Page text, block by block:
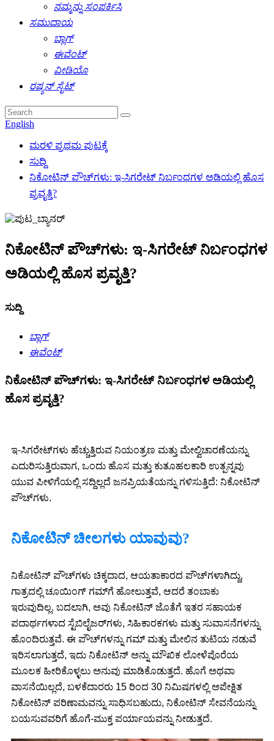
ನಮ್ಮನ್ನು ಸಂಪರ್ಕಿಸಿ
ಸಮುದಾಯ
ಬ್ಲಾಗ್
ಈವೆಂಟ್
ವೀಡಿಯೊ
ರಷ್ಯನ್ ಸೈಟ್
English
ಮರಳಿ ಪ್ರಥಮ ಪುಟಕ್ಕೆ
ಸುದ್ದಿ
ನಿಕೋಟಿನ್ ಪೌಚ್‌ಗಳು: ಇ-ಸಿಗರೇಟ್ ನಿರ್ಬಂಧಗಳ ಅಡಿಯಲ್ಲಿ ಹೊಸ
ಪ್ರವೃತ್ತಿ?
ನಿಕೋಟಿನ್ ಪೌಚ್‌ಗಳು: ಇ-ಸಿಗರೇಟ್ ನಿರ್ಬಂಧಗಳ
ಅಡಿಯಲ್ಲಿ ಹೊಸ ಪ್ರವೃತ್ತಿ?
ಸುದ್ದಿ
ಬ್ಲಾಗ್
ಈವೆಂಟ್
ನಿಕೋಟಿನ್ ಪೌಚ್‌ಗಳು: ಇ-ಸಿಗರೇಟ್ ನಿರ್ಬಂಧಗಳ ಅಡಿಯಲ್ಲಿ
ಹೊಸ ಪ್ರವೃತ್ತಿ?
ಇ-ಸಿಗರೇಟ್‌ಗಳು ಹೆಚ್ಚುತ್ತಿರುವ ನಿಯಂತ್ರಣ ಮತ್ತು ಮೇಲ್ವಿಚಾರಣೆಯನ್ನು
ಎದುರಿಸುತ್ತಿರುವಾಗ, ಒಂದು ಹೊಸ ಮತ್ತು ಕುತೂಹಲಕಾರಿ ಉತ್ಪನ್ನವು
ಯುವ ಪೀಳಿಗೆಯಲ್ಲಿ ಸದ್ದಿಲ್ಲದೆ ಜನಪ್ರಿಯತೆಯನ್ನು ಗಳಿಸುತ್ತಿದೆ: ನಿಕೋಟಿನ್
ಪೌಚ್‌ಗಳು.
ನಿಕೋಟಿನ್ ಚೀಲಗಳು ಯಾವುವು?
ನಿಕೋಟಿನ್ ಪೌಚ್‌ಗಳು ಚಿಕ್ಕದಾದ, ಆಯತಾಕಾರದ ಪೌಚ್‌ಗಳಾಗಿದ್ದು,
ಗಾತ್ರದಲ್ಲಿ ಚೂಯಿಂಗ್ ಗಮ್‌ಗೆ ಹೋಲುತ್ತವೆ, ಆದರೆ ತಂಬಾಕು
ಇರುವುದಿಲ್ಲ. ಬದಲಾಗಿ, ಅವು ನಿಕೋಟಿನ್ ಜೊತೆಗೆ ಇತರ ಸಹಾಯಕ
ಪದಾರ್ಥಗಳಾದ ಸ್ಟೆಬಿಲೈಜರ್‌ಗಳು, ಸಿಹಿಕಾರಕಗಳು ಮತ್ತು ಸುವಾಸನೆಗಳನ್ನು
ಹೊಂದಿರುತ್ತವೆ. ಈ ಪೌಚ್‌ಗಳನ್ನು ಗಮ್ ಮತ್ತು ಮೇಲಿನ ತುಟಿಯ ನಡುವೆ
ಇರಿಸಲಾಗುತ್ತದೆ, ಇದು ನಿಕೋಟಿನ್ ಅನ್ನು ಮೌಖಿಕ ಲೋಳೆಪೊರೆಯ
ಮೂಲಕ ಹೀರಿಕೊಳ್ಳಲು ಅನುವು ಮಾಡಿಕೊಡುತ್ತದೆ. ಹೊಗೆ ಅಥವಾ
ವಾಸನೆಯಿಲ್ಲದೆ, ಬಳಕೆದಾರರು 15 ರಿಂದ 30 ನಿಮಿಷಗಳಲ್ಲಿ ಅಪೇಕ್ಷಿತ
ನಿಕೋಟಿನ್ ಪರಿಣಾಮವನ್ನು ಸಾಧಿಸಬಹುದು, ನಿಕೋಟಿನ್ ಸೇವನೆಯನ್ನು
ಬಯಸುವವರಿಗೆ ಹೊಗೆ-ಮುಕ್ತ ಪರ್ಯಾಯವನ್ನು ನೀಡುತ್ತದೆ.